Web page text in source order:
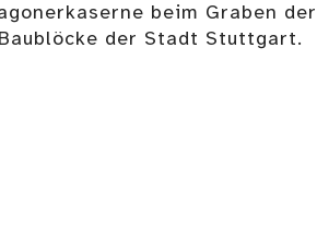
beim Graben
der Stadt Stuttgart.